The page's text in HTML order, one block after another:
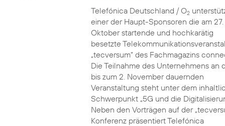
Telefónica Deutschland / O2
einer der Haupt-Sponsoren die am 27.
Oktober startende und hochkarätig
besetzte
„tecversum“ des Fachmagazins
Die Teilnahme des Unternehmens an
bis zum 2. November dauernden
Veranstaltung steht unter dem
Schwerpunkt „5G und die
Neben den Vorträgen auf der
Konferenz präsentiert Telefónica